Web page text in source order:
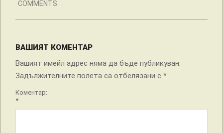
01
COMMENTS
ВАШИЯТ КОМЕНТАР
Вашият имейл адрес няма да бъде публикуван.
Задължителните полета са отбелязани с *
Коментар:
*